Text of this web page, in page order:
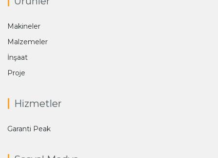
Makineler
Malzemeler
İnşaat
Proje
Hizmetler
Garanti Peak